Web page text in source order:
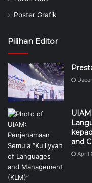
Poster Grafik
Pilihan Editor
and
April